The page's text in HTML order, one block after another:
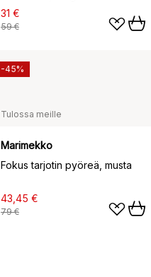
31 €
59 €
Tulossa meille
Marimekko
Fokus tarjotin pyöreä, musta
43,45 €
79 €
-45%